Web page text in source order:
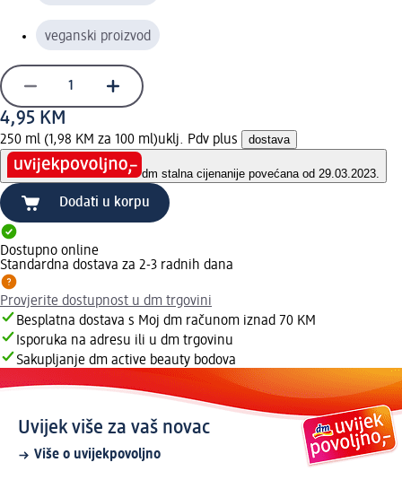
veganski proizvod
4,95 KM
250 ml (1,98 KM za 100 ml)uklj. Pdv plus dostava
dm stalna cijenanije povećana od 29.03.2023.
Dodati u korpu
Dostupno online
Standardna dostava za 2-3 radnih dana
Provjerite dostupnost u dm trgovini
Besplatna dostava s Moj dm računom iznad 70 KM
Isporuka na adresu ili u dm trgovinu
Sakupljanje dm active beauty bodova
Uvijek više za vaš novac
Više o uvijekpovoljno